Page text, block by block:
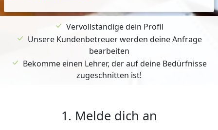
Vervollständige dein Profil
Unsere Kundenbetreuer werden deine Anfrage
bearbeiten
Bekomme einen Lehrer, der auf deine Bedürfnisse
zugeschnitten ist!
1. Melde dich an